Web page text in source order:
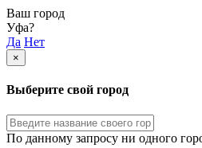
Ваш город
Уфа?
Да Нет
×
Выберите свой город
По данному запросу ни одного